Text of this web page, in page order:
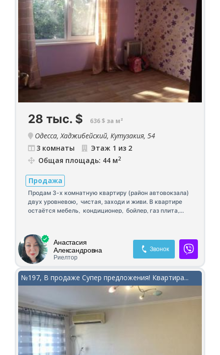
28 тыс. $ 636 $ за м²
Одесса, Хаджибейский, Кутузакия, 54
3 комнаты
Этаж 1 из 2
Общая площадь: 44 м2
Продажа
Продам 3-х комнатную квартиру (район автовокзала)
двух уровневою, чистая, заходи и живи. В квартире
остаётся мебель, кондиционер, бойлер, газ плита,
квартирой, мангал. Показ в любое удобное для вас
время.
Анастасия
Александровна
Риелтор
Звонок
№197, В продаже Супер предложения! Квартира...